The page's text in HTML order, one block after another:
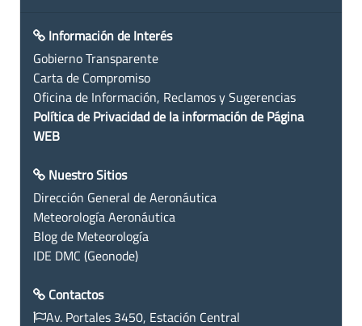
Información de Interés
Gobierno Transparente
Carta de Compromiso
Oficina de Información, Reclamos y Sugerencias
Política de Privacidad de la información de Página
WEB
Nuestro Sitios
Dirección General de Aeronáutica
Meteorología Aeronáutica
Blog de Meteorología
IDE DMC (Geonode)
Contactos
Av. Portales 3450, Estación Central